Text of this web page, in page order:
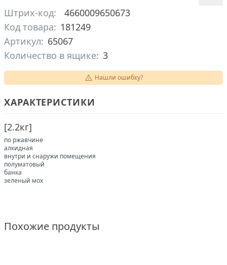
Штрих-код:
4660009650673
Код товара: 181249
Артикул: 65067
Количество в ящике: 3
Нашли ошибку?
ХАРАКТЕРИСТИКИ
[2.2кг]
по ржавчине
алкидная
внутри и снаружи помещения
полуматовый
банка
зеленый мох
Похожие продукты